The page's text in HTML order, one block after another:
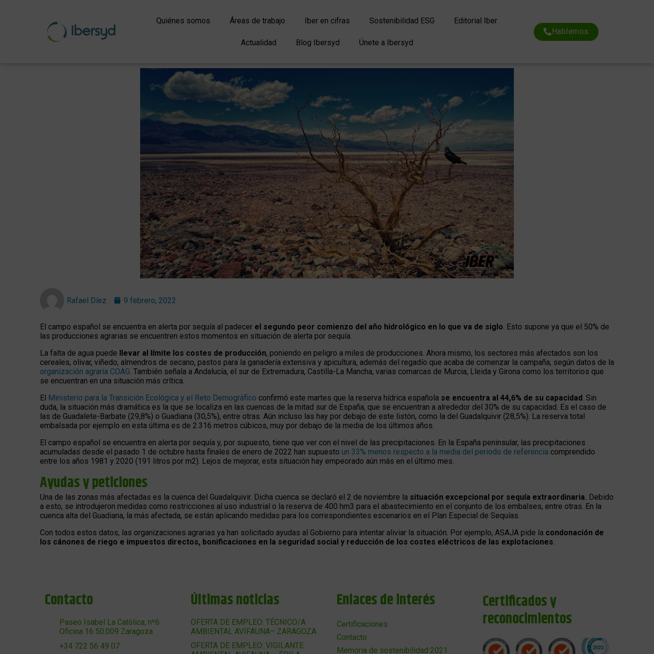
Quiénes somos Áreas de trabajo Iber en cifras Sostenibilidad ESG Editorial Iber
Actualidad Blog Ibersyd Únete a Ibersyd
Hablemos
Rafael Díez 9 febrero, 2022
El campo español se encuentra en alerta por sequía al padecer el segundo peor comienzo del año hidrológico en lo que va de siglo. Esto supone ya que el 50% de
las producciones agrarias se encuentren estos momentos en situación de alerta por sequía.
La falta de agua puede llevar al límite los costes de producción, poniendo en peligro a miles de producciones. Ahora mismo, los sectores más afectados son los
cereales, olivar, viñedo, almendros de secano, pastos para la ganadería extensiva y apicultura, además del regadío que acaba de comenzar la campaña, según datos de la
organización agraria COAG. También señala a Andalucía, el sur de Extremadura, Castilla-La Mancha, varias comarcas de Murcia, Lleida y Girona como los territorios que
se encuentran en una situación más crítica.
El Ministerio para la Transición Ecológica y el Reto Demográfico confirmó este martes que la reserva hídrica española se encuentra al 44,6% de su capacidad. Sin
duda, la situación más dramática es la que se localiza en las cuencas de la mitad sur de España, que se encuentran a alrededor del 30% de su capacidad. Es el caso de
las de Guadalete-Barbate (29,8%) o Guadiana (30,5%), entre otras. Aún incluso las hay por debajo de este listón, como la del Guadalquivir (28,5%). La reserva total
embalsada por ejemplo en esta última es de 2.316 metros cúbicos, muy por debajo de la media de los últimos años.
El campo español se encuentra en alerta por sequía y, por supuesto, tiene que ver con el nivel de las precipitaciones. En la España peninsular, las precipitaciones
acumuladas desde el pasado 1 de octubre hasta finales de enero de 2022 han supuesto un 33% menos respecto a la media del periodo de referencia comprendido
entre los años 1981 y 2020 (191 litros por m2). Lejos de mejorar, esta situación hay empeorado aún más en el último mes.
Ayudas y peticiones
Una de las zonas más afectadas es la cuenca del Guadalquivir. Dicha cuenca se declaró el 2 de noviembre la situación excepcional por sequía extraordinaria. Debido
a esto, se introdujeron medidas como restricciones al uso industrial o la reserva de 400 hm3 para el abastecimiento en el conjunto de los embalses, entre otras. En la
cuenca alta del Guadiana, la más afectada, se están aplicando medidas para los correspondientes escenarios en el Plan Especial de Sequías.
Con todos estos datos, las organizaciones agrarias ya han solicitado ayudas al Gobierno para intentar aliviar la situación. Por ejemplo, ASAJA pide la condonación de
los cánones de riego e impuestos directos, bonificaciones en la seguridad social y reducción de los costes eléctricos de las explotaciones.
Contacto
Paseo Isabel La Católica, nº6
Oficina 16 50.009 Zaragoza
+34 722 56 49 07
Últimas noticias
OFERTA DE EMPLEO: TÉCNICO/A
AMBIENTAL AVIFAUNA– ZARAGOZA
OFERTA DE EMPLEO: VIGILANTE
Enlaces de interés
Certificaciones
Contacto
Memoria de sostenibilidad 2021
Certificados y
reconocimientos